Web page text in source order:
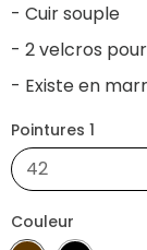
- Cuir souple
- 2 velcros
- Existe en
Couleur
Pointures 1
42